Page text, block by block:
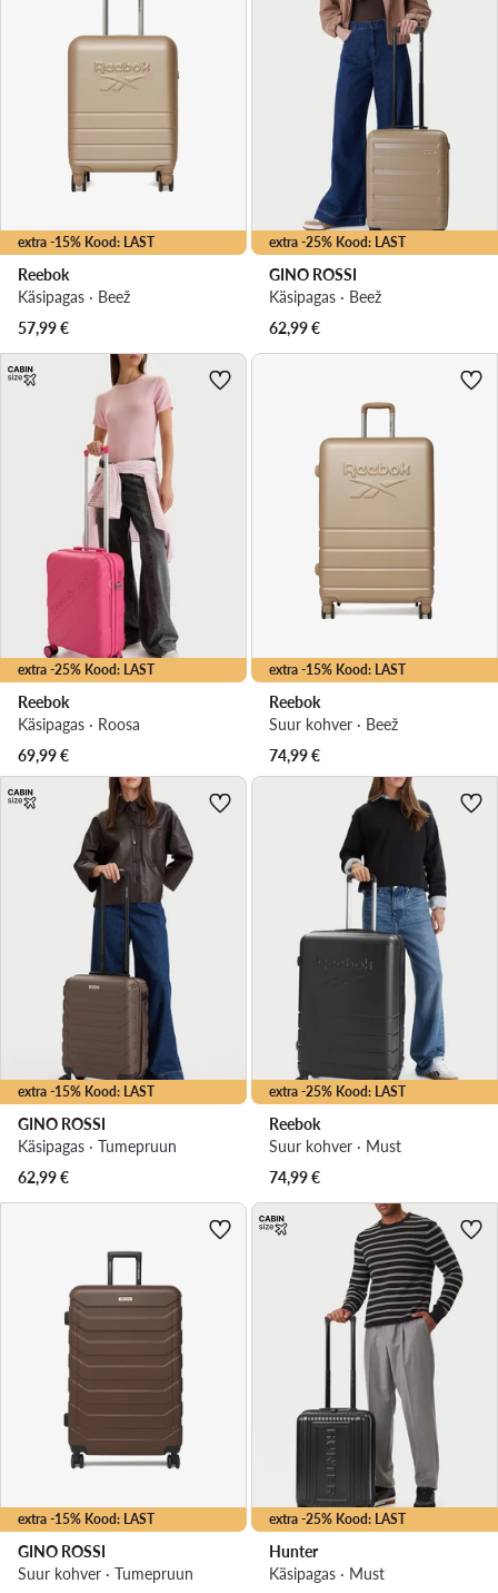
extra -15% Kood: LAST
Reebok
Käsipagas · Beež
57,99€
extra -25% Kood: LAST
GINO ROSSI
Käsipagas · Beež
62,99€
extra -25% Kood: LAST
Reebok
Käsipagas · Roosa
69,99€
extra -15% Kood: LAST
Reebok
Suur kohver · Beež
74,99€
extra -15% Kood: LAST
GINO ROSSI
Käsipagas · Tumepruun
62,99€
extra -25% Kood: LAST
Reebok
Suur kohver · Must
74,99€
extra -15% Kood: LAST
GINO ROSSI
Suur kohver · Tumepruun
extra -25% Kood: LAST
Hunter
Käsipagas · Must